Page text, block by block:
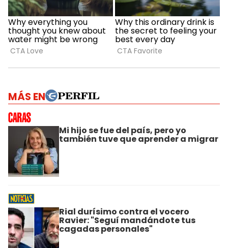
MÁS EN
Mi hijo se fue del país, pero yo
también tuve que aprender a migrar
Rial durísimo contra el vocero
Ravier: "Seguí mandándote tus
cagadas personales"